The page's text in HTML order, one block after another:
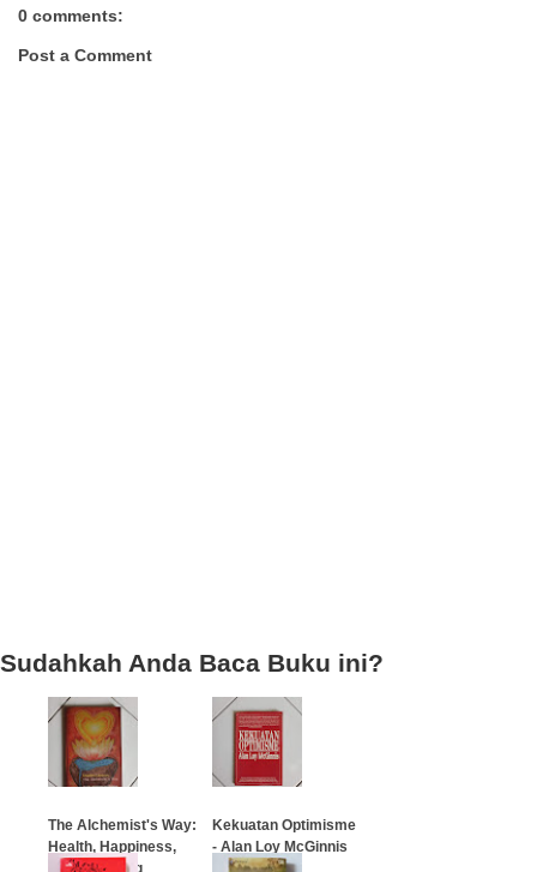
0 comments:
Post a Comment
Sudahkah Anda Baca Buku ini?
The Alchemist's Way:
Health, Happiness,
and Wellbeing
Kekuatan Optimisme
- Alan Loy McGinnis